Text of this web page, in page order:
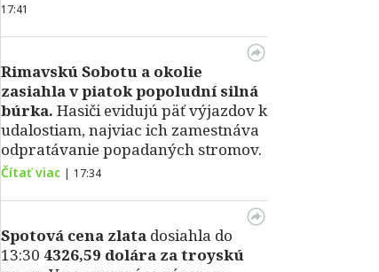
17:41
Rimavskú Sobotu a okolie
zasiahla v piatok popoludní silná
búrka. Hasiči evidujú päť výjazdov k
udalostiam, najviac ich zamestnáva
odpratávanie popadaných stromov.
Čítať viac | 17:34
Spotová cena zlata dosiahla do
13:30 4326,59 dolára za troyskú